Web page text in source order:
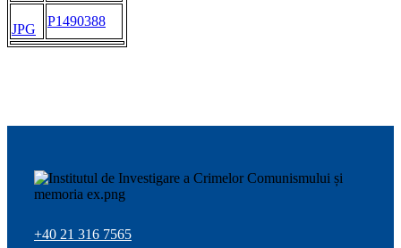
JPG
P1490388
+40 21 316 7565